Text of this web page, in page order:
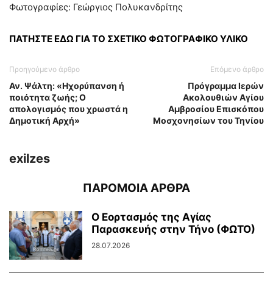
Φωτογραφίες: Γεώργιος Πολυκανδρίτης
ΠΑΤΗΣΤΕ ΕΔΩ ΓΙΑ ΤΟ ΣΧΕΤΙΚΟ ΦΩΤΟΓΡΑΦΙΚΟ ΥΛΙΚΟ
Προηγούμενο άρθρο
Αν. Ψάλτη: «Ηχορύπανση ή
ποιότητα ζωής; Ο
απολογισμός που χρωστά η
Δημοτική Αρχή»
Επόμενο άρθρο
Πρόγραμμα Ιερών
Ακολουθιών Αγίου
Αμβροσίου Επισκόπου
Μοσχονησίων του Τηνίου
exilzes
ΠΑΡΟΜΟΙΑ ΑΡΘΡΑ
Ο Εορτασμός της Αγίας
Παρασκευής στην Τήνο (ΦΩΤΟ)
28.07.2026